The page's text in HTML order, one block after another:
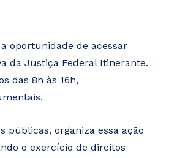
oportunidade de acessar
da Justiça Federal Itinerante.
das 8h às 16h,
públicas, organiza essa ação
o exercício de direitos